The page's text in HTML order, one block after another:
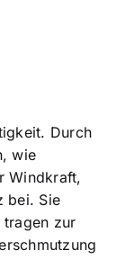
Durch
wie
Windkraft,
bei. Sie
tragen zur